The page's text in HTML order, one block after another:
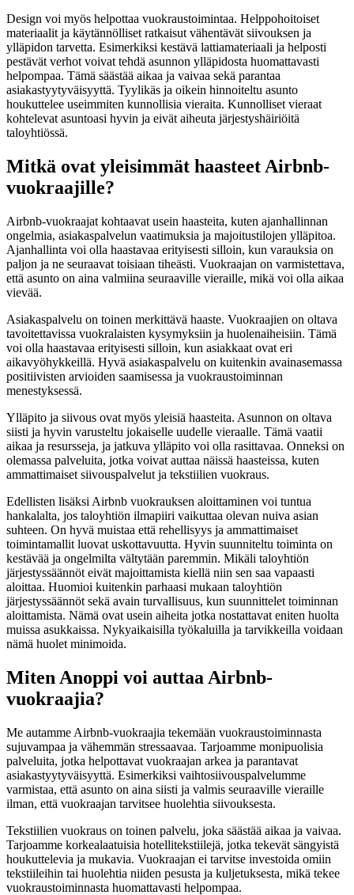
Design voi myös helpottaa vuokraustoimintaa. Helppohoitoiset
materiaalit ja käytännölliset ratkaisut vähentävät siivouksen ja
ylläpidon tarvetta. Esimerkiksi kestävä lattiamateriaali ja helposti
pestävät verhot voivat tehdä asunnon ylläpidosta huomattavasti
helpompaa. Tämä säästää aikaa ja vaivaa sekä parantaa
asiakastyytyväisyyttä. Tyylikäs ja oikein hinnoiteltu asunto
houkuttelee useimmiten kunnollisia vieraita. Kunnolliset vieraat
kohtelevat asuntoasi hyvin ja eivät aiheuta järjestyshäiriöitä
taloyhtiössä.
Mitkä ovat yleisimmät haasteet Airbnb-
vuokraajille?
Airbnb-vuokraajat kohtaavat usein haasteita, kuten ajanhallinnan
ongelmia, asiakaspalvelun vaatimuksia ja majoitustilojen ylläpitoa.
Ajanhallinta voi olla haastavaa erityisesti silloin, kun varauksia on
paljon ja ne seuraavat toisiaan tiheästi. Vuokraajan on varmistettava,
että asunto on aina valmiina seuraaville vieraille, mikä voi olla aikaa
vievää.
Asiakaspalvelu on toinen merkittävä haaste. Vuokraajien on oltava
tavoitettavissa vuokralaisten kysymyksiin ja huolenaiheisiin. Tämä
voi olla haastavaa erityisesti silloin, kun asiakkaat ovat eri
aikavyöhykkeillä. Hyvä asiakaspalvelu on kuitenkin avainasemassa
positiivisten arvioiden saamisessa ja vuokraustoiminnan
menestyksessä.
Ylläpito ja siivous ovat myös yleisiä haasteita. Asunnon on oltava
siisti ja hyvin varusteltu jokaiselle uudelle vieraalle. Tämä vaatii
aikaa ja resursseja, ja jatkuva ylläpito voi olla rasittavaa. Onneksi on
olemassa palveluita, jotka voivat auttaa näissä haasteissa, kuten
ammattimaiset siivouspalvelut ja tekstiilien vuokraus.
Edellisten lisäksi Airbnb vuokrauksen aloittaminen voi tuntua
hankalalta, jos taloyhtiön ilmapiiri vaikuttaa olevan nuiva asian
suhteen. On hyvä muistaa että rehellisyys ja ammattimaiset
toimintamallit luovat uskottavuutta. Hyvin suunniteltu toiminta on
kestävää ja ongelmilta vältytään paremmin. Mikäli taloyhtiön
järjestyssäännöt eivät majoittamista kiellä niin sen saa vapaasti
aloittaa. Huomioi kuitenkin parhaasi mukaan taloyhtiön
järjestyssäännöt sekä avain turvallisuus, kun suunnittelet toiminnan
aloittamista. Nämä ovat usein aiheita jotka nostattavat eniten huolta
muissa asukkaissa. Nykyaikaisilla työkaluilla ja tarvikkeilla voidaan
nämä huolet minimoida.
Miten Anoppi voi auttaa Airbnb-
vuokraajia?
Me autamme Airbnb-vuokraajia tekemään vuokraustoiminnasta
sujuvampaa ja vähemmän stressaavaa. Tarjoamme monipuolisia
palveluita, jotka helpottavat vuokraajan arkea ja parantavat
asiakastyytyväisyyttä. Esimerkiksi vaihtosiivouspalvelumme
varmistaa, että asunto on aina siisti ja valmis seuraaville vieraille
ilman, että vuokraajan tarvitsee huolehtia siivouksesta.
Tekstiilien vuokraus on toinen palvelu, joka säästää aikaa ja vaivaa.
Tarjoamme korkealaatuisia hotellitekstiilejä, jotka tekevät sängyistä
houkuttelevia ja mukavia. Vuokraajan ei tarvitse investoida omiin
tekstiileihin tai huolehtia niiden pesusta ja kuljetuksesta, mikä tekee
vuokraustoiminnasta huomattavasti helpompaa.